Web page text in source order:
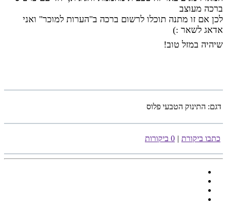
ברכה מעוצב
לכן אם זו מתנה תוכלו לרשום ברכה ב"הערות למוכר" ואני
אדאג לשאר :)
שיהיה במזל טוב!
דגם: התינוק הטבעי פלוס
כתבו ביקורת | 0 ביקורות